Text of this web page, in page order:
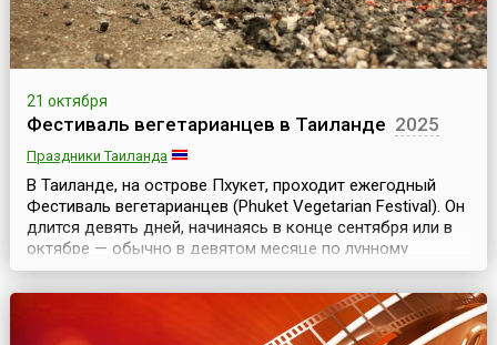
21 октября
Фестиваль вегетарианцев в Таиланде 2025
Праздники Таиланда
В Таиланде, на острове Пхукет, проходит ежегодный
Фестиваль вегетарианцев (Phuket Vegetarian Festival). Он
длится девять дней, начинаясь в конце сентября или в
октябре — обычно в девятом месяце по лунному
календарю. В течение фестивального времени
благоверные буддисты соблюдают строгую
вегетарианскую диету, носят белые одежды и следуют
другим 10 правилам, которые позволяют им очистить их